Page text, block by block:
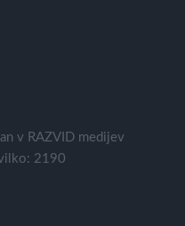
v RAZVID medijev
2190